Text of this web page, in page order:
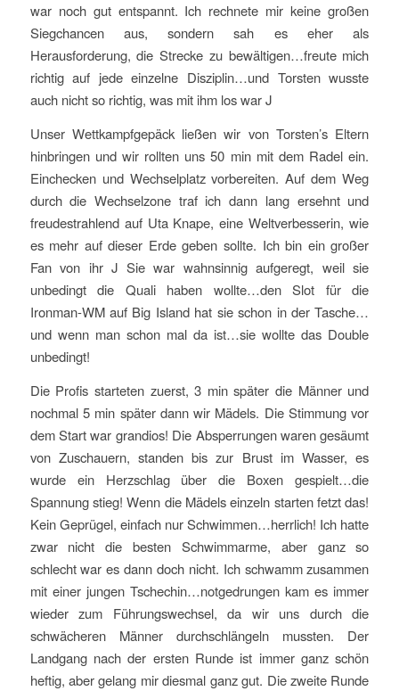
war noch gut entspannt. Ich rechnete mir keine großen
Siegchancen aus, sondern sah es eher als
Herausforderung, die Strecke zu bewältigen…freute mich
richtig auf jede einzelne Disziplin…und Torsten wusste
auch nicht so richtig, was mit ihm los war J
Unser Wettkampfgepäck ließen wir von Torsten’s Eltern
hinbringen und wir rollten uns 50 min mit dem Radel ein.
Einchecken und Wechselplatz vorbereiten. Auf dem Weg
durch die Wechselzone traf ich dann lang ersehnt und
freudestrahlend auf Uta Knape, eine Weltverbesserin, wie
es mehr auf dieser Erde geben sollte. Ich bin ein großer
Fan von ihr J Sie war wahnsinnig aufgeregt, weil sie
unbedingt die Quali haben wollte…den Slot für die
Ironman-WM auf Big Island hat sie schon in der Tasche…
und wenn man schon mal da ist…sie wollte das Double
unbedingt!
Die Profis starteten zuerst, 3 min später die Männer und
nochmal 5 min später dann wir Mädels. Die Stimmung vor
dem Start war grandios! Die Absperrungen waren gesäumt
von Zuschauern, standen bis zur Brust im Wasser, es
wurde ein Herzschlag über die Boxen gespielt…die
Spannung stieg! Wenn die Mädels einzeln starten fetzt das!
Kein Geprügel, einfach nur Schwimmen…herrlich! Ich hatte
zwar nicht die besten Schwimmarme, aber ganz so
schlecht war es dann doch nicht. Ich schwamm zusammen
mit einer jungen Tschechin…notgedrungen kam es immer
wieder zum Führungswechsel, da wir uns durch die
schwächeren Männer durchschlängeln mussten. Der
Landgang nach der ersten Runde ist immer ganz schön
heftig, aber gelang mir diesmal ganz gut. Die zweite Runde